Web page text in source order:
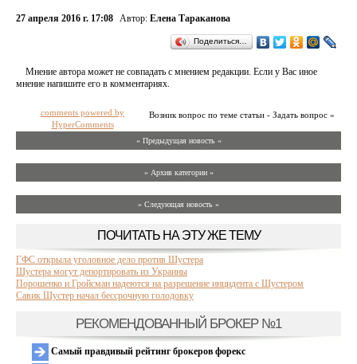
27 апреля 2016 г. 17:08 Автор: Елена Тараканова
Поделиться…
Мнение автора может не совпадать с мнением редакции. Если у Вас иное
мнение напишите его в комментариях.
Возник вопрос по теме статьи - Задать вопрос »
comments powered by
HyperComments
« Предыдущая новость «
» Архив категории «
» Следующая новость »
ПОЧИТАТЬ НА ЭТУ ЖЕ ТЕМУ
ГФС открыла уголовное дело против Шустера
Шустера могут депортировать из Украины
Порошенко и Гройсман надеются на разрешение инцидента с Шустером
Савик Шустер начал бессрочную голодовку
РЕКОМЕНДОВАННЫЙ БРОКЕР №1
Самый правдивый рейтинг брокеров форекс